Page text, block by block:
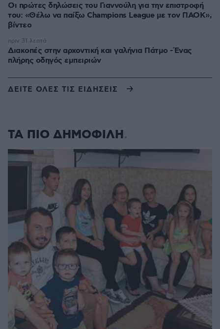
Οι πρώτες δηλώσεις του Γιαννούλη για την επιστροφή
του: «Θέλω να παίξω Champions League με τον ΠΑΟΚ»,
βίντεο
Διακοπές στην αρχοντική και γαλήνια Πάτμο -Ένας
πλήρης οδηγός εμπειριών
πριν 31 λεπτά
ΔΕΙΤΕ ΟΛΕΣ ΤΙΣ ΕΙΔΗΣΕΙΣ
ΤΑ ΠΙΟ ΔΗΜΟΦΙΛΗ